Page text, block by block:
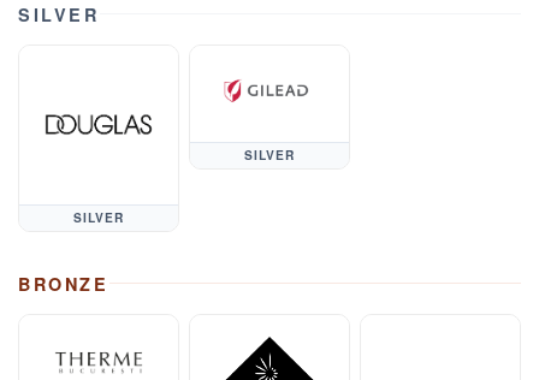
SILVER
SILVER
SILVER
BRONZE